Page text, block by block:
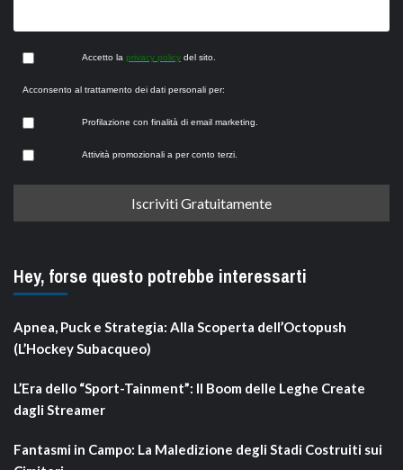
Accetto la privacy policy del sito.
Acconsento al trattamento dei dati personali per:
Profilazione con finalità di email marketing.
Attività promozionali a per conto terzi.
Hey, forse questo potrebbe interessarti
Apnea, Puck e Strategia: Alla Scoperta dell’Octopush
(L’Hockey Subacqueo)
L’Era dello “Sport-Tainment”: Il Boom delle Leghe Create
dagli Streamer
Fantasmi in Campo: La Maledizione degli Stadi Costruiti sui